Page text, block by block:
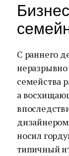
С раннего
неразрывно
семейства
а
носил
типичный